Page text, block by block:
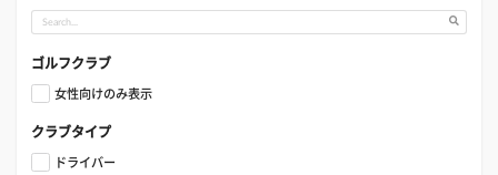
ゴルフクラブ
女性向けのみ表示
クラブタイプ
ドライバー